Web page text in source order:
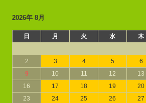
2026年 8月
日 月 火 水 木
2
3 4 5 6
9
10 11 12 13
16
17 18 19 20
23
24 25 26 27